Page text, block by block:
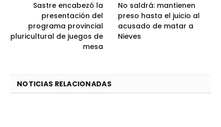
Sastre encabezó la
presentación del
programa provincial
pluricultural de juegos de
mesa
No saldrá: mantienen
preso hasta el juicio al
acusado de matar a
Nieves
NOTICIAS RELACIONADAS